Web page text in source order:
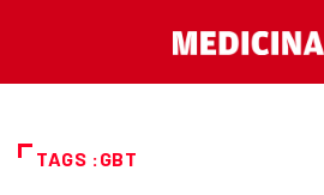
TAGS :GBT